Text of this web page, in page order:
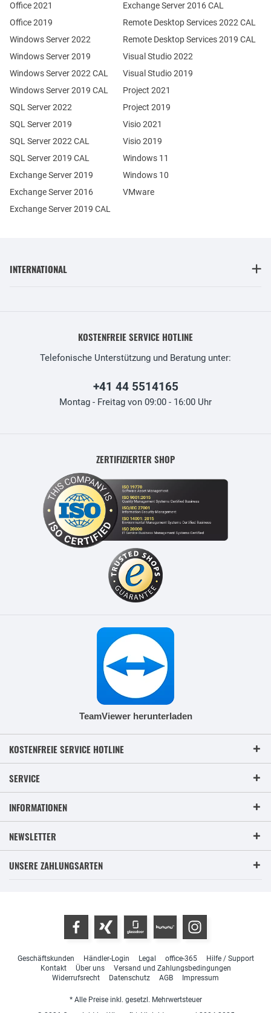
Office 2021
Office 2019
Windows Server 2022
Windows Server 2019
Exchange Server 2019
Exchange Server 2016
SQL Server 2022
SQL Server 2019
Windows Server 2022 CAL
Windows Server 2019 CAL
SQL Server 2022 CAL
SQL Server 2019 CAL
Remote Desktop Services 2022 CAL
Remote Desktop Services 2019 CAL
Exchange Server 2019 CAL
Exchange Server 2016 CAL
Visual Studio 2022
Visual Studio 2019
Project 2021
Project 2019
Visio 2021
Visio 2019
Windows 11
Windows 10
VMware
INTERNATIONAL
KOSTENFREIE SERVICE HOTLINE
Telefonische Unterstützung und Beratung unter:
+41 44 5514165
Montag - Freitag von 09:00 - 16:00 Uhr
ZERTIFIZIERTER SHOP
TeamViewer herunterladen
KOSTENFREIE SERVICE HOTLINE
SERVICE
INFORMATIONEN
NEWSLETTER
UNSERE ZAHLUNGSARTEN
Geschäftskunden Händler-Login Legal office-365
Hilfe / Support
Kontakt
Über uns
Versand und Zahlungsbedingungen
Widerrufsrecht
Datenschutz AGB Impressum
* Alle Preise inkl. gesetzl. Mehrwertsteuer